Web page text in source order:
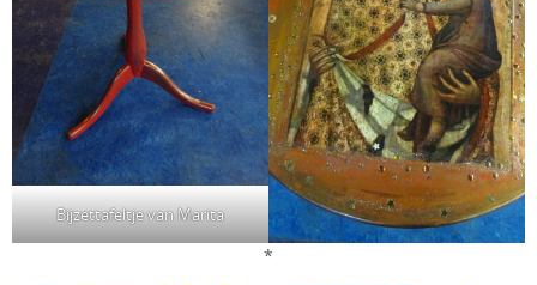
Bijzettafeltje van Marita
*